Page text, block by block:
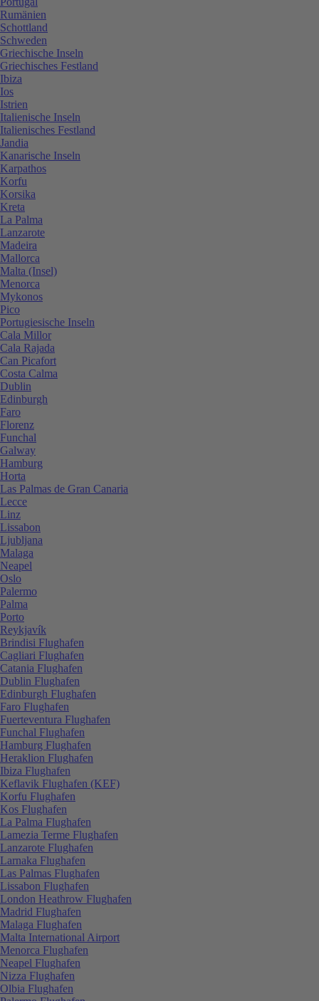
Rumänien
Schottland
Schweden
Griechische Inseln
Griechisches Festland
Ibiza
Ios
Istrien
Italienische Inseln
Italienisches Festland
Jandia
Kanarische Inseln
Karpathos
Korfu
Korsika
Kreta
La Palma
Lanzarote
Madeira
Mallorca
Malta (Insel)
Menorca
Mykonos
Pico
Portugiesische Inseln
Cala Millor
Cala Rajada
Can Picafort
Costa Calma
Dublin
Edinburgh
Faro
Florenz
Funchal
Galway
Hamburg
Horta
Las Palmas de Gran Canaria
Lecce
Linz
Lissabon
Ljubljana
Malaga
Neapel
Oslo
Palermo
Palma
Porto
Reykjavík
Brindisi Flughafen
Cagliari Flughafen
Catania Flughafen
Dublin Flughafen
Edinburgh Flughafen
Faro Flughafen
Fuerteventura Flughafen
Funchal Flughafen
Hamburg Flughafen
Heraklion Flughafen
Ibiza Flughafen
Keflavik Flughafen (KEF)
Korfu Flughafen
Kos Flughafen
La Palma Flughafen
Lamezia Terme Flughafen
Lanzarote Flughafen
Larnaka Flughafen
Las Palmas Flughafen
Lissabon Flughafen
London Heathrow Flughafen
Madrid Flughafen
Malaga Flughafen
Malta International Airport
Menorca Flughafen
Neapel Flughafen
Nizza Flughafen
Olbia Flughafen